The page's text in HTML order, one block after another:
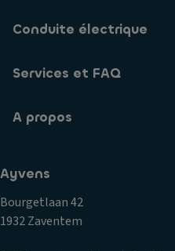
Conduite électrique
Services et FAQ
A propos
Ayvens
Bourgetlaan 42
1932 Zaventem